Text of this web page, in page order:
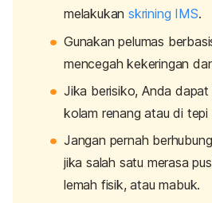
melakukanskrining IMS.
Gunakan pelumas
mencegah kekeringan
Jika berisiko, Anda
kolam renang atau di
Jangan pernah
jika salah satu merasa
lemah fisik, atau mabuk.